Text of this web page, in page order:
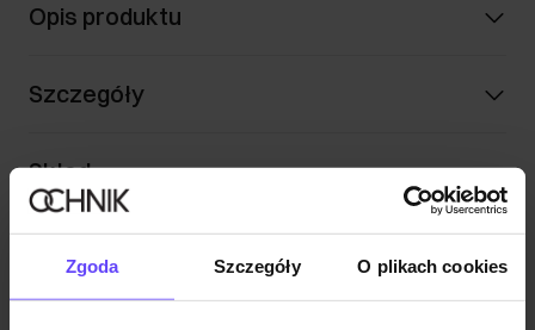
Zgoda Szczegóły O plikach cookies
Opis produktu
Szczegóły
Skład